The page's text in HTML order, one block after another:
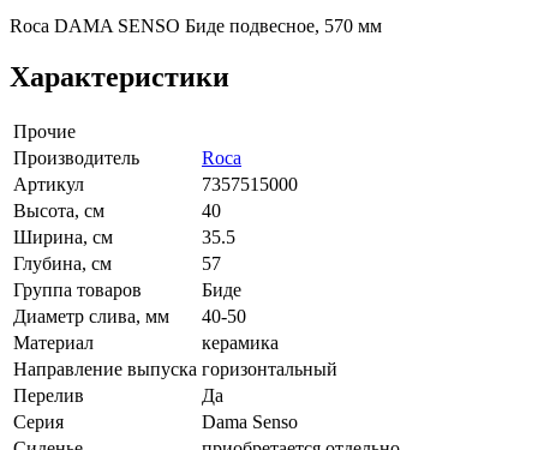
Roca DAMA SENSO Биде подвесное, 570 мм
Характеристики
Прочие
Производитель
Roca
Артикул
7357515000
Высота, см
40
Ширина, см
35.5
Глубина, см
57
Группа товаров
Биде
Диаметр слива, мм
40-50
Материал
керамика
Направление выпуска горизонтальный
Перелив
Да
Серия
Dama Senso